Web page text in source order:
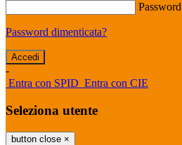
Password
Password dimenticata?
-
Entra con SPID Entra con CIE
Seleziona utente
button close ×